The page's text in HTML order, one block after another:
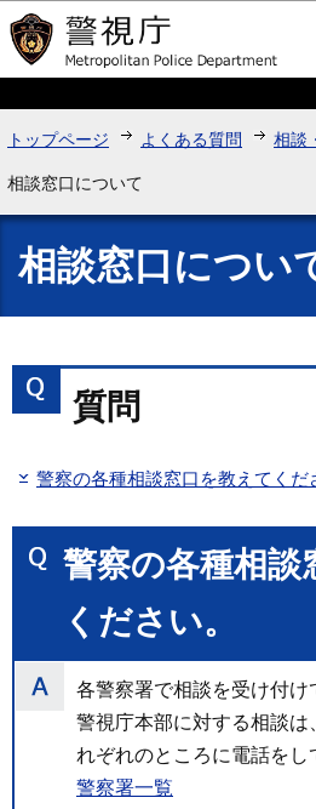
このページの本
トップページ よくある質問 相談
相談窓口について
相談窓口につい
質問
警察の各種相談窓口を教えてくだ
警察の各種相談
ください。
各警察署で相談を受け付け
警視庁本部に対する相談は
れぞれのところに電話をし
警察署一覧